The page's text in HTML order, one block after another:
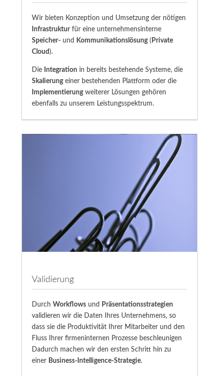
Wir bieten Konzeption und Umsetzung der nötigen
Infrastrukturfür eine unternehmensinterne
Speicher-und Kommunikationslösung( Private
Cloud ).
Die Integration in bereits bestehende Systeme, die
Skalierungeiner bestehenden Plattform oder die
Implementierungweiterer Lösungen gehören
ebenfalls zu unserem Leistungsspektrum.
Validierung
Durch Workflowsund
Präsentationsstrategien
validieren wir die Daten Ihres Unternehmens, so
dass sie die Produktivität Ihrer Mitarbeiter und den
Fluss Ihrer firmeninternen Prozesse beschleunigen
Dadurch machen wir den ersten Schritt hin zu
einer Business-Intelligence-Strategie.